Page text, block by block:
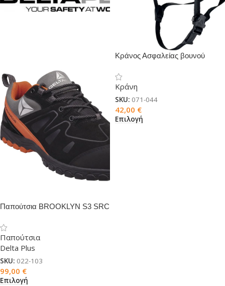
Παπούτσια BROOKLYN S3 SRC
Παπούτσια
Delta Plus
SKU: 022-103
99,00 €
Επιλογή
Κράνος Ασφαλείας βουνού
Κράνη
SKU: 071-044
42,00 €
Επιλογή